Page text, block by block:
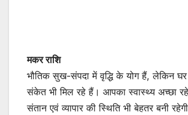
मकर राशि
भौतिक सुख-संपदा में वृद्धि के योग हैं, लेकिन
संकेत भी मिल रहे हैं। आपका स्वास्थ्य अच्छा
संतान एवं व्यापार की स्थिति भी बेहतर बनी